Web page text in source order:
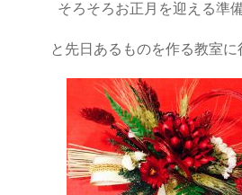
そろそろお正月を迎える準
と先日あるものを作る教室に